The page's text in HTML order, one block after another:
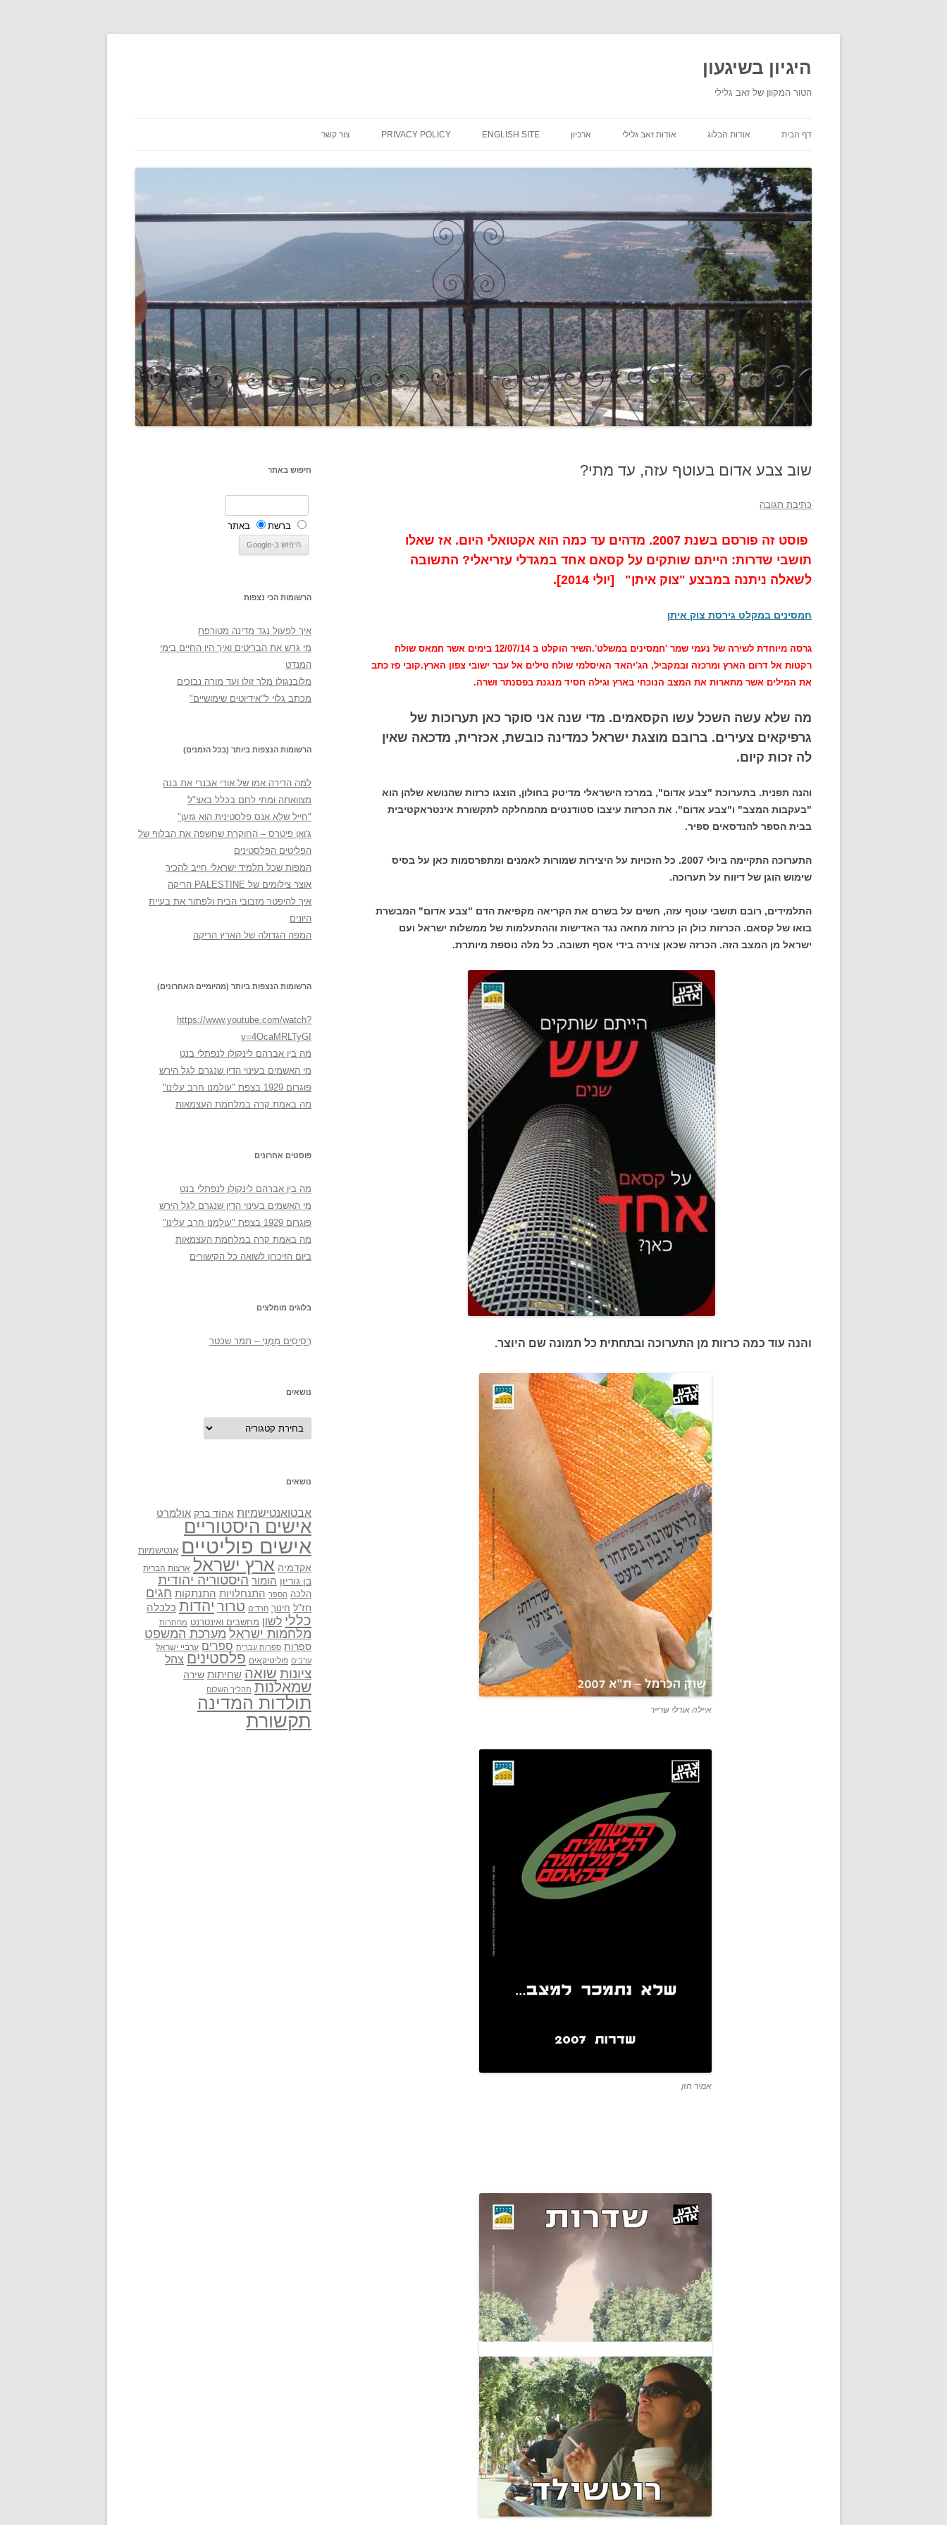
היגיון בשיגעון
הטור המקוון של זאב גלילי
דף הבית אודות הבלוג אודות זאב גלילי ארכיון ENGLISH SITE
PRIVACY POLICY צור קשר
שוב צבע אדום בעוטף עזה, עד מתי?
כתיבת תגובה
פוסט זה פורסם בשנת 2007. מדהים עד כמה הוא אקטואלי היום. אז שאלו
תושבי שדרות: הייתם שותקים על קסאם אחד במגדלי עזריאלי? התשובה
לשאלה ניתנה במבצע "צוק איתן" [יולי 2014].
חמסינים במקלט גירסת צוק איתן
גרסה מיוחדת לשירה של נעמי שמר 'חמסינים במשלט'.
השיר הוקלט ב 12/07/14 בימים אשר חמאס שולח
רקטות אל דרום הארץ ומרכזה ובמקביל, הג'יהאד האיסלמי שולח טילים אל עבר ישובי צפון הארץ.קובי פז כתב
את המילים אשר מתארות את המצב הנוכחי בארץ וגילה חסיד מנגנת בפסנתר ושרה.
מה שלא עשה השכל עשו הקסאמים. מדי שנה אני סוקר כאן תערוכות של
גרפיקאים צעירים. ברובם מוצגת ישראל כמדינה כובשת, אכזרית, מדכאה שאין
לה זכות קיום.
והנה תפנית. בתערוכת "צבע אדום", במרכז הישראלי מדיטק בחולון, הוצגו כרזות שהנושא שלהן הוא
"בעקבות המצב" ו"צבע אדום". את הכרזות עיצבו סטודנטים מהמחלקה לתקשורת אינטראקטיבית
בבית הספר להנדסאים ספיר.
התערוכה התקיימה ביולי 2007. כל הזכויות על היצירות שמורות לאמנים ומתפרסמות כאן על בסיס
שימוש הוגן של דיווח על תערוכה.
התלמידים, רובם תושבי עוטף עזה, חשים על בשרם את הקריאה מקפיאת הדם "צבע אדום" המבשרת
בואו של קסאם. הכרזות כולן הן כרזות מחאה נגד האדישות וההתעלמות של ממשלות ישראל ועם
ישראל מן המצב הזה. הכרזה שכאן צוירה בידי אסף תשובה. כל מלה נוספת מיותרת.
והנה עוד כמה כרזות מן התערוכה ובתחתית כל תמונה שם היוצר.
איילה אורלי שרייר
אמיר חזן
חיפוש באתר
ברשת באתר
הרשומות הכי נצפות
איך לפעול נגד מדינה מטורפת
מי גרש את הבריטים ואיך היו החיים בימי
המנדט
מלובנגולו מלך זולו ועד מורה נבוכים
מכתב גלוי ל"אידיוטים שימושיים"
הרשומות הנצפות ביותר (בכל הזמנים)
למה הדירה אמו של אורי אבנרי את בנה
מצוואתה ומתי לחם בכלל באצ"ל
"חייל שלא אנס פלסטינית הוא גזען"
ג'ואן פיטרס – החוקרת שחשפה את הבלוף של
הפליטים הפלסטינים
המפות שכל תלמיד ישראלי חייב להכיר
אוצר צילומים של PALESTINE הריקה
איך להיפטר מזבובי הבית ולפתור את בעיית
היונים
המפה הגדולה של הארץ הריקה
הרשומות הנצפות ביותר (מהיומיים האחרונים)
https://www.youtube.com/watch?
v=4OcaMRLTyGI
מה בין אברהם לינקולן לנפתלי בנט
מי האשמים בעינוי הדין שנגרם לגל הירש
פוגרום 1929 בצפת "עולמנו חרב עלינו"
מה באמת קרה במלחמת העצמאות
פוסטים אחרונים
מה בין אברהם לינקולן לנפתלי בנט
מי האשמים בעינוי הדין שנגרם לגל הירש
פוגרום 1929 בצפת "עולמנו חרב עלינו"
מה באמת קרה במלחמת העצמאות
ביום הזיכרון לשואה כל הקישורים
בלוגים מומלצים
רְסִיסִים מִמֶנִי – תמר שכטר
נושאים
נושאים
נושאים
אבטואנטישמיות אהוד ברק אולמרט
אישים היסטוריים
אישים פוליטיים אנטישמיות
אקדמיה ארץ ישראל ארצות הברית
בן גוריון הומור היסטוריה יהודית
הלכה הספר התנחלויות התנתקות חגים
חז"ל חינוך חרדים טרור יהדות כלכלה
כללי לשון מחשבים ואינטרנט מחתרות
מלחמות ישראל מערכת המשפט
ספרות ספרות עברית ספרים ערביי ישראל
ערבים פוליטיקאים פלסטינים צהל
ציונות שואה שחיתות שירה
שמאלנות תהליך השלום
תולדות המדינה
תקשורת